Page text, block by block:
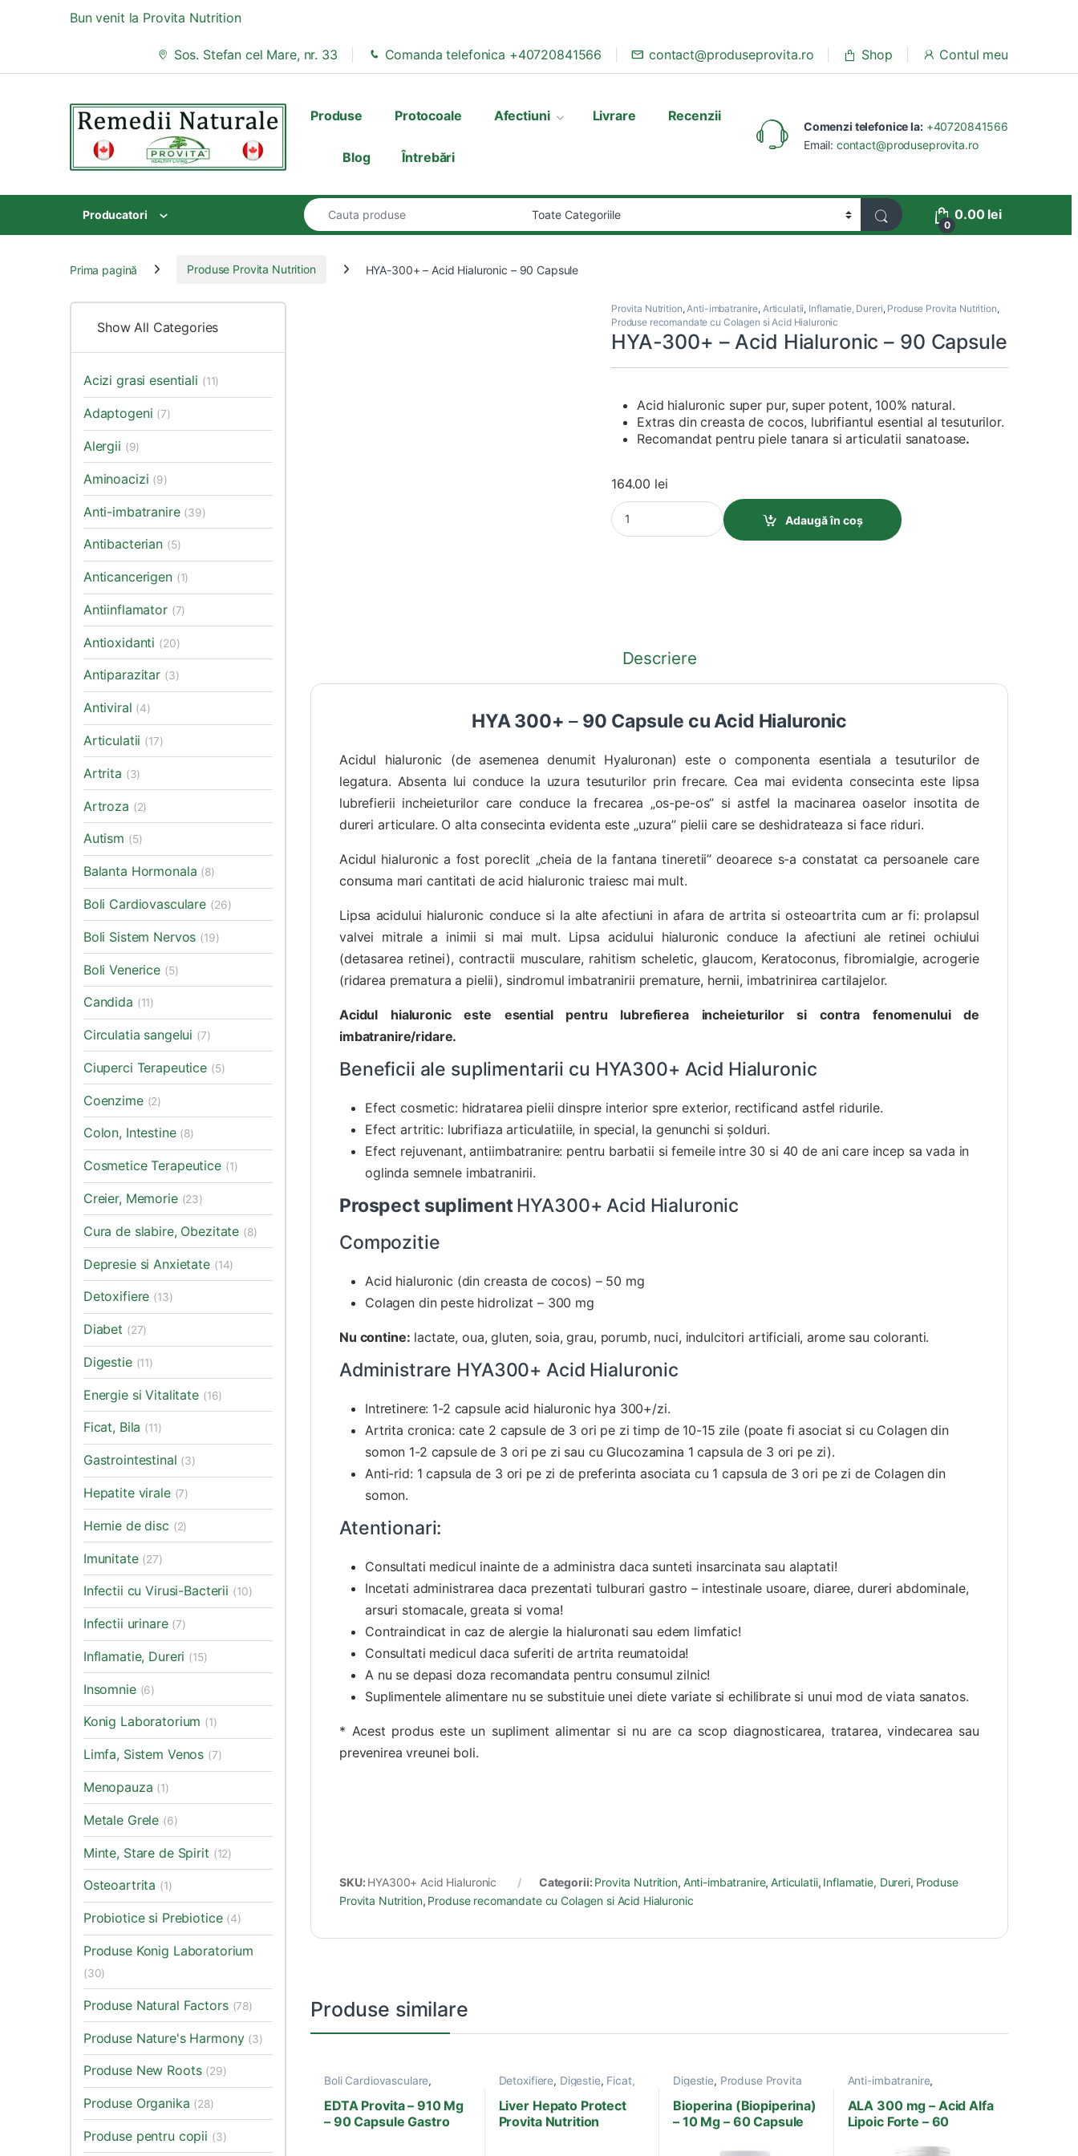
Bun venit la Provita Nutrition
Sos. Stefan cel Mare, nr. 33 Comanda telefonica +40720841566 contact@produseprovita.ro Shop Contul meu
Produse Protocoale Afectiuni Livrare Recenzii
Blog Întrebări
Comenzi telefonice la: +40720841566
Email: contact@produseprovita.ro
Producatori
Search for:
0
0.00 lei
Prima pagină Produse Provita Nutrition HYA-300+ – Acid Hialuronic – 90 Capsule
Provita Nutrition,Anti-imbatranire, Articulatii, Inflamatie, Dureri, Produse Provita Nutrition,
Produse recomandate cu Colagen si Acid Hialuronic
HYA-300+ – Acid Hialuronic – 90 Capsule
Acid hialuronic super pur, super potent, 100% natural.
Extras din creasta de cocos, lubrifiantul esential al tesuturilor.
Recomandat pentru piele tanara si articulatii sanatoase.
164.00 lei
HYA-300+ – Acid Hialuronic – 90 Capsule quantity
Adaugă în coș
Descriere
HYA 300+ – 90 Capsule cu Acid Hialuronic
Acidul hialuronic (de asemenea denumit Hyaluronan) este o componenta esentiala a tesuturilor de
legatura. Absenta lui conduce la uzura tesuturilor prin frecare. Cea mai evidenta consecinta este lipsa
lubrefierii incheieturilor care conduce la frecarea „os-pe-os” si astfel la macinarea oaselor insotita de
dureri articulare. O alta consecinta evidenta este „uzura” pielii care se deshidrateaza si face riduri.
Acidul hialuronic a fost poreclit „cheia de la fantana tineretii” deoarece s-a constatat ca persoanele care
consuma mari cantitati de acid hialuronic traiesc mai mult.
Lipsa acidului hialuronic conduce si la alte afectiuni in afara de artrita si osteoartrita cum ar fi: prolapsul
valvei mitrale a inimii si mai mult. Lipsa acidului hialuronic conduce la afectiuni ale retinei ochiului
(detasarea retinei), contractii musculare, rahitism scheletic, glaucom, Keratoconus, fibromialgie, acrogerie
(ridarea prematura a pielii), sindromul imbatranirii premature, hernii, imbatrinirea cartilajelor.
Acidul hialuronic este esential pentru lubrefierea incheieturilor si contra fenomenului de
imbatranire/ridare.
Beneficii ale suplimentarii cu HYA300+ Acid Hialuronic
Efect cosmetic: hidratarea pielii dinspre interior spre exterior, rectificand astfel ridurile.
Efect artritic: lubrifiaza articulatiile, in special, la genunchi si şolduri.
Efect rejuvenant, antiimbatranire: pentru barbatii si femeile intre 30 si 40 de ani care incep sa vada in
oglinda semnele imbatranirii.
Prospect suplimentHYA300+ Acid Hialuronic
Compozitie
Acid hialuronic (din creasta de cocos) – 50 mg
Colagen din peste hidrolizat – 300 mg
Nu contine: lactate, oua, gluten, soia, grau, porumb, nuci, indulcitori artificiali, arome sau coloranti.
Administrare HYA300+ Acid Hialuronic
Intretinere: 1-2 capsule acid hialuronic hya 300+/zi.
Artrita cronica: cate 2 capsule de 3 ori pe zi timp de 10-15 zile (poate fi asociat si cu Colagen din
somon 1-2 capsule de 3 ori pe zi sau cu Glucozamina 1 capsula de 3 ori pe zi).
Anti-rid: 1 capsula de 3 ori pe zi de preferinta asociata cu 1 capsula de 3 ori pe zi de Colagen din
somon.
Atentionari:
Consultati medicul inainte de a administra daca sunteti insarcinata sau alaptati!
Incetati administrarea daca prezentati tulburari gastro – intestinale usoare, diaree, dureri abdominale,
arsuri stomacale, greata si voma!
Contraindicat in caz de alergie la hialuronati sau edem limfatic!
Consultati medicul daca suferiti de artrita reumatoida!
A nu se depasi doza recomandata pentru consumul zilnic!
Suplimentele alimentare nu se substituie unei diete variate si echilibrate si unui mod de viata sanatos.
* Acest produs este un supliment alimentar si nu are ca scop diagnosticarea, tratarea, vindecarea sau
prevenirea vreunei boli.
SKU: HYA300+ Acid Hialuronic Categorii: Provita Nutrition, Anti-imbatranire,Articulatii, Inflamatie, Dureri, Produse
Provita Nutrition, Produse recomandate cu Colagen si Acid Hialuronic
Produse similare
Boli Cardiovasculare,
Metale Grele,Produse
Provita Nutrition
EDTA Provita – 910 Mg
– 90 Capsule Gastro
Detoxifiere, Digestie, Ficat,
Provita Nutrition
Liver Hepato Protect
Provita Nutrition
Digestie, Produse Provita
Bioperina (Biopiperina)
– 10 Mg – 60 Capsule
Anti-imbatranire,
Nervos,Diabet,Ficat, Bila,
Produse Provita Nutrition
ALA 300 mg – Acid Alfa
Lipoic Forte – 60
Show All Categories
Acizi grasi esentiali (11)
Adaptogeni (7)
Alergii (9)
Aminoacizi (9)
Anti-imbatranire (39)
Antibacterian (5)
Anticancerigen (1)
Antiinflamator (7)
Antioxidanti (20)
Antiparazitar (3)
Antiviral (4)
Articulatii (17)
Artrita (3)
Artroza (2)
Autism (5)
Balanta Hormonala (8)
Boli Cardiovasculare (26)
Boli Sistem Nervos (19)
Boli Venerice (5)
Candida (11)
Circulatia sangelui (7)
Ciuperci Terapeutice (5)
Coenzime (2)
Colon, Intestine (8)
Cosmetice Terapeutice (1)
Creier, Memorie (23)
Cura de slabire, Obezitate (8)
Depresie si Anxietate (14)
Detoxifiere (13)
Diabet (27)
Digestie (11)
Energie si Vitalitate (16)
Ficat, Bila (11)
Gastrointestinal (3)
Hepatite virale (7)
Hernie de disc (2)
Imunitate (27)
Infectii cu Virusi-Bacterii (10)
Infectii urinare (7)
Inflamatie, Dureri (15)
Insomnie (6)
Konig Laboratorium (1)
Limfa, Sistem Venos (7)
Menopauza (1)
Metale Grele (6)
Minte, Stare de Spirit (12)
Osteoartrita (1)
Probiotice si Prebiotice (4)
Produse Konig Laboratorium
(30)
Produse Natural Factors (78)
Produse Nature's Harmony (3)
Produse New Roots (29)
Produse Organika (28)
Produse pentru copii (3)